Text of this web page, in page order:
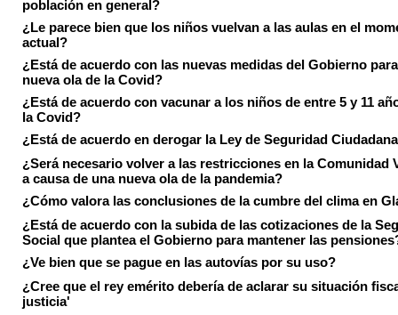
población en general?
¿Le parece bien que los niños vuelvan a las aulas en el
actual?
¿Está de acuerdo con las nuevas medidas del Gobierno
nueva ola de la Covid?
¿Está de acuerdo con vacunar a los niños de entre 5 y 11
la Covid?
¿Está de acuerdo en derogar la Ley de Seguridad
¿Será necesario volver a las restricciones en la Comunidad
a causa de una nueva ola de la pandemia?
¿Cómo valora las conclusiones de la cumbre del clima en
¿Está de acuerdo con la subida de las cotizaciones de la
Social que plantea el Gobierno para mantener las
¿Ve bien que se pague en las autovías por su uso?
¿Cree que el rey emérito debería de aclarar su situación
justicia'